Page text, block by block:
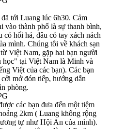
tới Luang lúc 6h30. Cảm
vào thành phố là sự thanh bình,
có hối hả, đâu có tay xách nách
mình. Chúng tôi về khách sạn
Việt Nam, gặp hai bạn người
học" tại Việt Nam là Minh và
Việt của các bạn). Các bạn
mở đón tiếp, hướng dẫn
phòng.
các bạn đưa đến một tiệm
2km ( Luang không rộng
tự như Hội An của mình).